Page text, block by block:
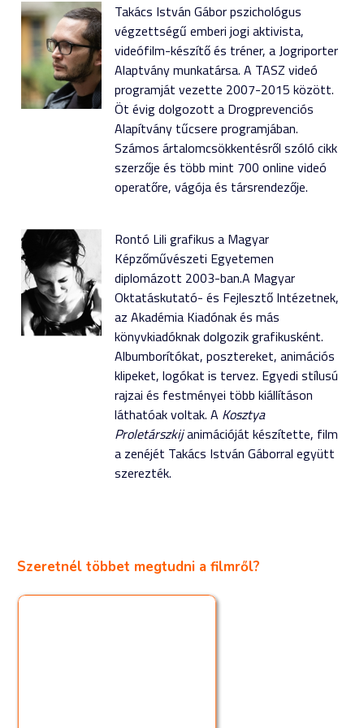
Takács István Gábor pszichológus
végzettségű emberi jogi aktivista,
videófilm-készítő és tréner, a Jogriporter
Alaptvány munkatársa. A TASZ videó
programját vezette 2007-2015 között.
Öt évig dolgozott a Drogprevenciós
Alapítvány tűcsere programjában.
Számos ártalomcsökkentésről szóló cikk
szerzője és több mint 700 online videó
operatőre, vágója és társrendezője.
Rontó Lili grafikus a Magyar
Képzőművészeti Egyetemen
diplomázott 2003-ban.A Magyar
Oktatáskutató- és Fejlesztő Intézetnek,
az Akadémia Kiadónak és más
könyvkiadóknak dolgozik grafikusként.
Albumborítókat, posztereket, animációs
klipeket, logókat is tervez. Egyedi stílusú
rajzai és festményei több kiállításon
láthatóak voltak. A Kosztya
Proletárszkijanimációját készítette, film
a zenéjét Takács István Gáborral együtt
szerezték.